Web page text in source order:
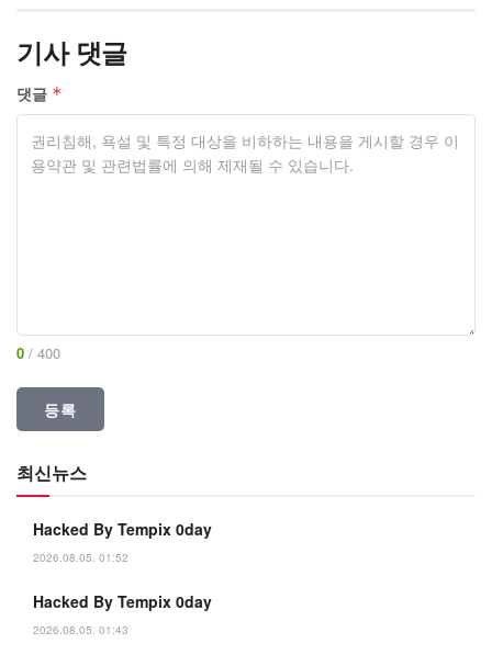
기사 댓글
댓글 *
0 / 400
최신뉴스
Hacked By Tempix 0day
2026.08.05. 01:52
Hacked By Tempix 0day
2026.08.05. 01:43